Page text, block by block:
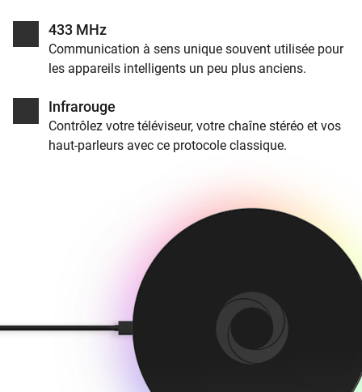
433 MHz
Communication à sens unique souvent utilisée pour
les appareils intelligents un peu plus anciens.
Infrarouge
Contrôlez votre téléviseur, votre chaîne stéréo et vos
haut-parleurs avec ce protocole classique.